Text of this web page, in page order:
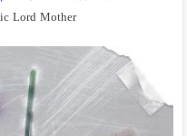
Lord Mother